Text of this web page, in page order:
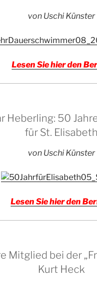
von Uschi Künster
Lesen Sie hier den
Heberling: 50
für St. Elisabeth
von Uschi Künster
Lesen Sie hier den
Mitglied bei der
Kurt Heck